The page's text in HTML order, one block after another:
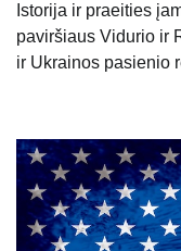
Istorija ir praeities
paviršiaus Vidurio ir
ir Ukrainos pasienio